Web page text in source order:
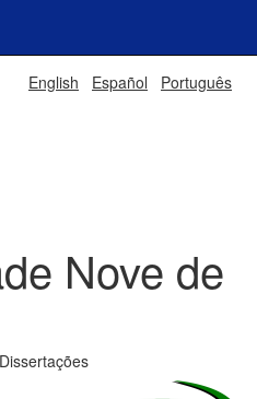
English Español Português
Nove de